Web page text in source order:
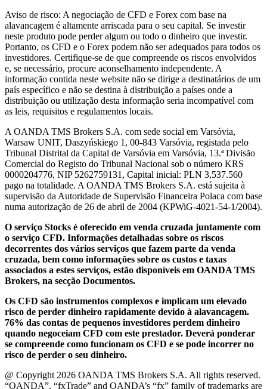
Aviso de risco: A negociação de CFD e Forex com base na
alavancagem é altamente arriscada para o seu capital. Se investir
neste produto pode perder algum ou todo o dinheiro que investir.
Portanto, os CFD e o Forex podem não ser adequados para todos os
investidores. Certifique-se de que compreende os riscos envolvidos
e, se necessário, procure aconselhamento independente. A
informação contida neste website não se dirige a destinatários de um
país específico e não se destina à distribuição a países onde a
distribuição ou utilização desta informação seria incompatível com
as leis, requisitos e regulamentos locais.
A OANDA TMS Brokers S.A. com sede social em Varsóvia,
Warsaw UNIT, Daszyńskiego 1, 00-843 Varsóvia, registada pelo
Tribunal Distrital da Capital de Varsóvia em Varsóvia, 13.ª Divisão
Comercial do Registo do Tribunal Nacional sob o número KRS
0000204776, NIP 5262759131, Capital inicial: PLN 3,537.560
pago na totalidade. A OANDA TMS Brokers S.A. está sujeita à
supervisão da Autoridade de Supervisão Financeira Polaca com base
numa autorização de 26 de abril de 2004 (KPWiG-4021-54-1/2004).
O serviço Stocks é oferecido em venda cruzada juntamente com
o serviço CFD. Informações detalhadas sobre os riscos
decorrentes dos vários serviços que fazem parte da venda
cruzada, bem como informações sobre os custos e taxas
associados a estes serviços, estão disponíveis em OANDA TMS
Brokers, na secção Documentos.
Os CFD são instrumentos complexos e implicam um elevado
risco de perder dinheiro rapidamente devido à alavancagem.
76% das contas de pequenos investidores perdem dinheiro
quando negoceiam CFD com este prestador. Deverá ponderar
se compreende como funcionam os CFD e se pode incorrer no
risco de perder o seu dinheiro.
@ Copyright 2026 OANDA TMS Brokers S.A. All rights reserved.
“OANDA”, “fxTrade” and OANDA’s “fx” family of trademarks are